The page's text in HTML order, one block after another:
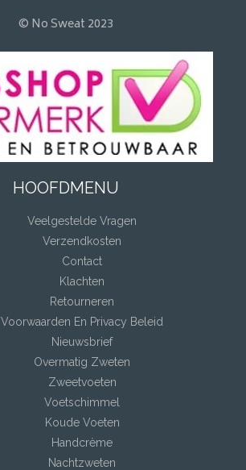
© No Sweat 2023
HOOFDMENU
Veelgestelde Vragen
Verzendkosten
Contact
Klachten
Retourneren
Voorwaarden En Privacy Beleid
Nieuwsbrief
Overmatig Zweten
Zweetvoeten
Voetschimmel
Koude Voeten
Handcrème
Nachtzweten